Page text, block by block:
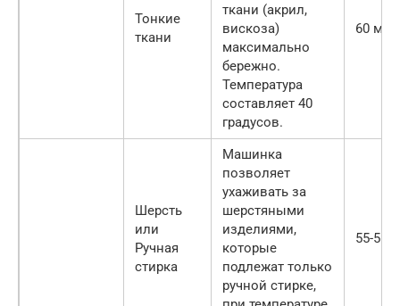
Тонкие
ткани
ткани (акрил,
вискоза)
максимально
бережно.
Температура
составляет 40
градусов.
60
Шерсть
или
Ручная
стирка
Машинка
позволяет
ухаживать за
шерстяными
изделиями,
которые
подлежат только
ручной стирке,
55-56